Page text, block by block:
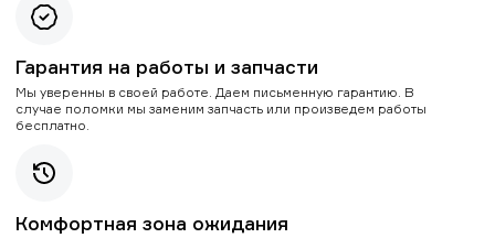
Гарантия на работы и запчасти
Мы уверенны в своей работе. Даем письменную гарантию. В
случае поломки мы заменим запчасть или произведем работы
бесплатно.
Комфортная зона ожидания